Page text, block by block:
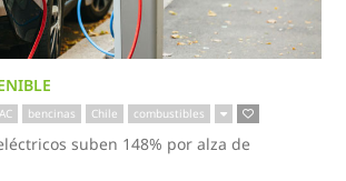
bencinas Chile combustibles
suben 148% por alza de